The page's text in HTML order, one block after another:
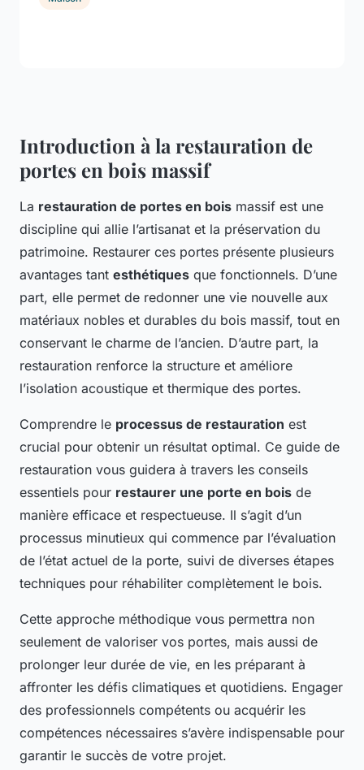
Introduction à la restauration de
portes en bois massif
La restauration de portes en bois massif est une
discipline qui allie l’artisanat et la préservation du
patrimoine. Restaurer ces portes présente plusieurs
avantages tant esthétiques que fonctionnels. D’une
part, elle permet de redonner une vie nouvelle aux
matériaux nobles et durables du bois massif, tout en
conservant le charme de l’ancien. D’autre part, la
restauration renforce la structure et améliore
l’isolation acoustique et thermique des portes.
Comprendre le processus de restauration est
crucial pour obtenir un résultat optimal. Ce guide de
restauration vous guidera à travers les conseils
essentiels pour restaurer une porte en bois de
manière efficace et respectueuse. Il s’agit d’un
processus minutieux qui commence par l’évaluation
de l’état actuel de la porte, suivi de diverses étapes
techniques pour réhabiliter complètement le bois.
Cette approche méthodique vous permettra non
seulement de valoriser vos portes, mais aussi de
prolonger leur durée de vie, en les préparant à
affronter les défis climatiques et quotidiens. Engager
des professionnels compétents ou acquérir les
compétences nécessaires s’avère indispensable pour
garantir le succès de votre projet.